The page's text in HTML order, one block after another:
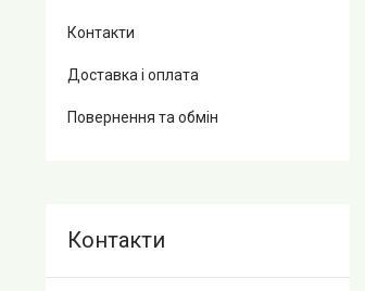
Контакти
Доставка і оплата
Повернення та обмін